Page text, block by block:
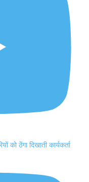
ठेंगा दिखाती कार्यकर्ता